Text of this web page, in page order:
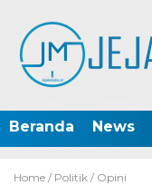
Beranda News
Home / Politik / Opini